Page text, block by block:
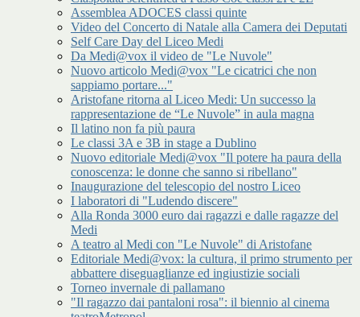
Assemblea ADOCES classi quinte
Video del Concerto di Natale alla Camera dei Deputati
Self Care Day del Liceo Medi
Da Medi@vox il video de "Le Nuvole"
Nuovo articolo Medi@vox "Le cicatrici che non
sappiamo portare..."
Aristofane ritorna al Liceo Medi: Un successo la
rappresentazione de “Le Nuvole” in aula magna
Il latino non fa più paura
Le classi 3A e 3B in stage a Dublino
Nuovo editoriale Medi@vox "Il potere ha paura della
conoscenza: le donne che sanno si ribellano"
Inaugurazione del telescopio del nostro Liceo
I laboratori di "Ludendo discere"
Alla Ronda 3000 euro dai ragazzi e dalle ragazze del
Medi
A teatro al Medi con "Le Nuvole" di Aristofane
Editoriale Medi@vox: la cultura, il primo strumento per
abbattere diseguaglianze ed ingiustizie sociali
Torneo invernale di pallamano
"Il ragazzo dai pantaloni rosa": il biennio al cinema